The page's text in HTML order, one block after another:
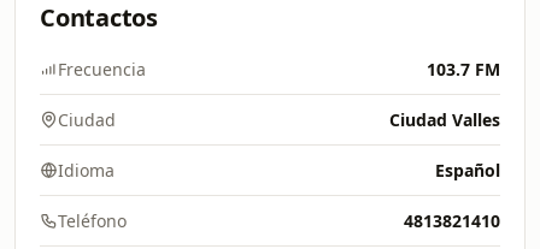
Contactos
Frecuencia 103.7 FM
Ciudad Ciudad Valles
Idioma Español
Teléfono 4813821410